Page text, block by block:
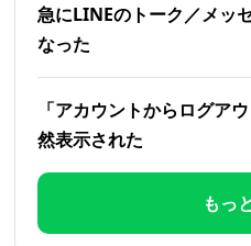
急にLINEのトーク／メッ
なった
「アカウントからログア
然表示された
もっ